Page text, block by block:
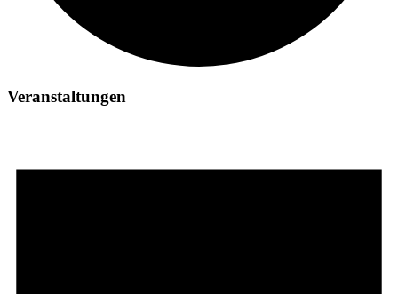
Veranstaltungen